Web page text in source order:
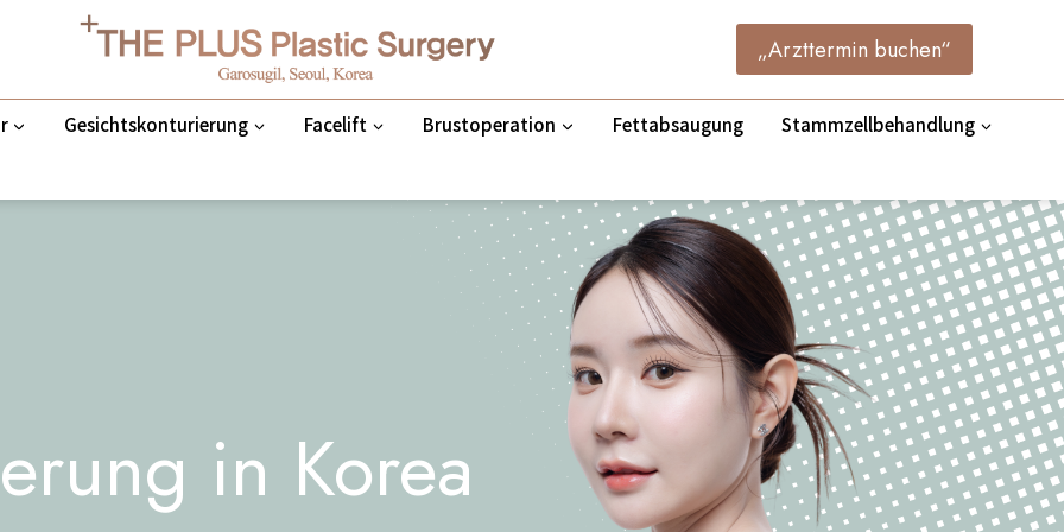
„Arzttermin buchen“
Gesichtskonturierung Facelift Brustoperation Fettabsaugung
Stammzellbehandlung
in Korea